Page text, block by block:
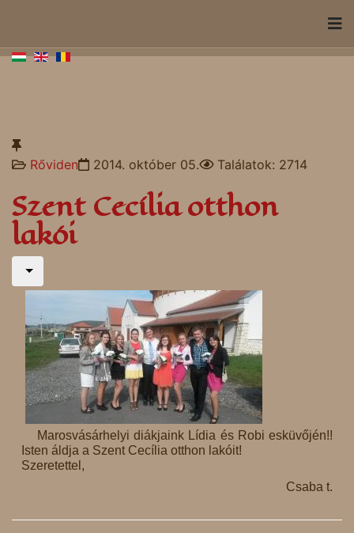
Rőviden 2014. október 05. Találatok: 2714
Szent Cecília otthon
lakói
Marosvásárhelyi diákjaink Lídia és Robi esküvőjén!!
Isten áldja a Szent Cecília otthon lakóit!
Szeretettel,
Csaba t.